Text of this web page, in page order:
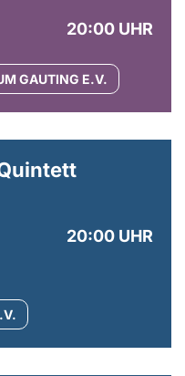
20:00 UHR
GAUTING E.V.
20:00 UHR